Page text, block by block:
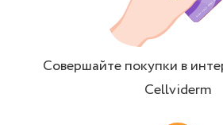
Совершайте покупки в
Cellviderm